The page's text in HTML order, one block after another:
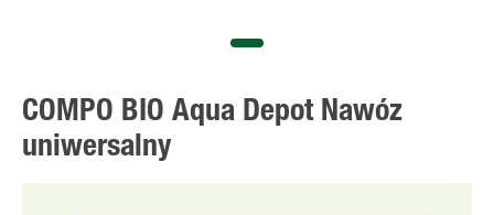
COMPO BIO Aqua Depot Nawóz
uniwersalny